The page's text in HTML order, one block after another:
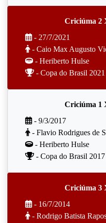
Criciúma 2
- 27/7/2021
- Caio Max Augusto
- Heriberto Hulse
- Copa do Brasil 2021
Criciúma 1
- 9/3/2017
- Flavio Rodrigues de
- Heriberto Hulse
- Copa do Brasil 2017
Criciúma 3
- 16/7/2014
- Rodrigo Batista